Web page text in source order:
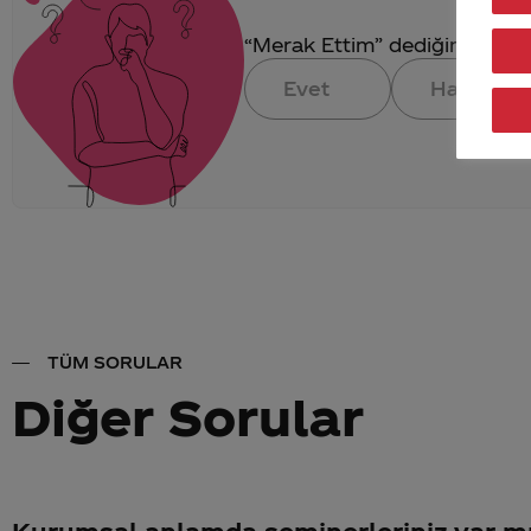
“Merak Ettim” dediğin
Evet
Hayır
TÜM SORULAR
Diğer Sorular